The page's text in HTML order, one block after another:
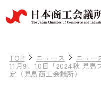
TOP ニュース ニュー
11月9、10日「2024秋 児
定（児島商工会議所）